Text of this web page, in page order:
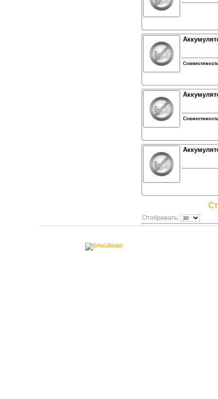
Отображать: